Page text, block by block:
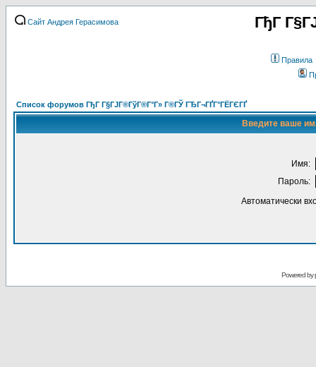
Сайт Андрея Герасимова ГђГ
Правила
Список форумов ГђГ Г§ГЈГ®ГўГ®Г°Г» Г®ГЎ ГЂГ¬ГҐГ°ГЁГЄГҐ
Введите ваше
Имя:
Пароль:
Автоматически
Powered by